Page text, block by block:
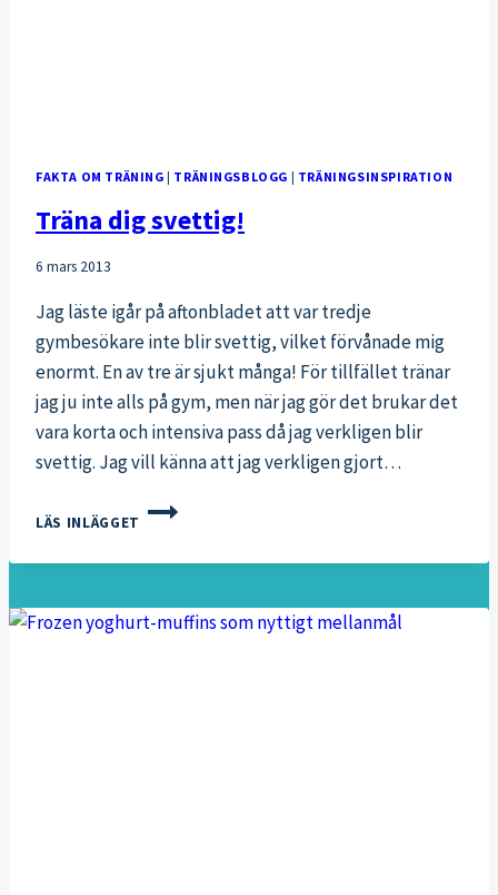
FAKTA OM TRÄNING | TRÄNINGSBLOGG | TRÄNINGSINSPIRATION
Träna dig svettig!
6 mars 2013
Jag läste igår på aftonbladet att var tredje
gymbesökare inte blir svettig, vilket förvånade mig
enormt. En av tre är sjukt många! För tillfället tränar
jag ju inte alls på gym, men när jag gör det brukar det
vara korta och intensiva pass då jag verkligen blir
svettig. Jag vill känna att jag verkligen gjort…
LÄS INLÄGGET
TRÄNA